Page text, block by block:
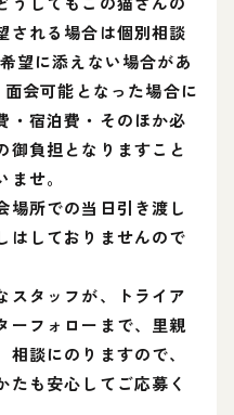
される場合は個別相談
望に添えない場合があ
会可能となった場合に
・宿泊費・そのほか必
御負担となりますこと
せ。
所での当日引き渡し
はしておりませんので
タッフが、トライア
ーフォローまで、里親
談にのりますので、
たも安心してご応募く